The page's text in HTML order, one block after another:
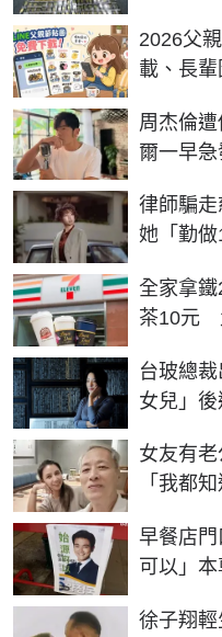
2026父
載、長
周杰倫
爾一早
律師騙
她「勤
全家拿
茶10元
台玻總
女兒」
女友有
「我都
早餐店
可以」
徐子翔